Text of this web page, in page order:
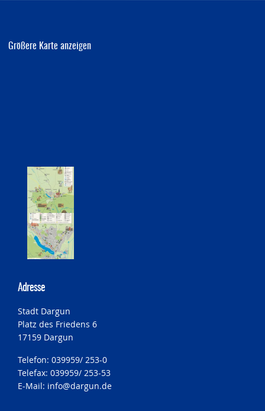
Größere Karte anzeigen
Adresse
Stadt Dargun
Platz des Friedens 6
17159 Dargun
Telefon: 039959/ 253-0
Telefax: 039959/ 253-53
E-Mail: info@dargun.de